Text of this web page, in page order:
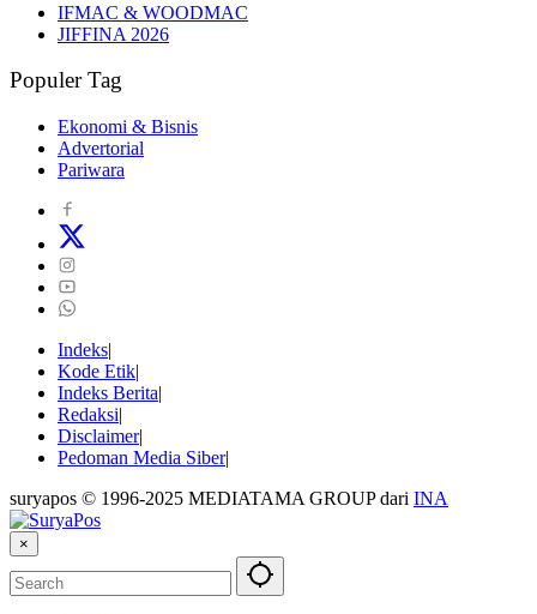
IFMAC & WOODMAC
JIFFINA 2026
Populer Tag
Ekonomi & Bisnis
Advertorial
Pariwara
Indeks
Kode Etik
Indeks Berita
Redaksi
Disclaimer
Pedoman Media Siber
suryapos © 1996-2025 MEDIATAMA GROUP dari INA
×